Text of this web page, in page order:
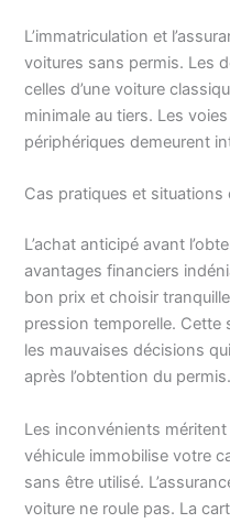
L’immatriculation et
voitures sans permis. Les
celles d’une voiture
minimale au tiers. Les
périphériques demeurent
Cas pratiques et situations
L’achat anticipé avant
avantages financiers
bon prix et choisir
pression temporelle. Cette
les mauvaises décisions
après l’obtention du permis.
Les inconvénients
véhicule immobilise votre
sans être utilisé.
voiture ne roule pas. La